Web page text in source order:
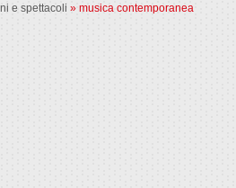
e spettacoli » musica contemporanea